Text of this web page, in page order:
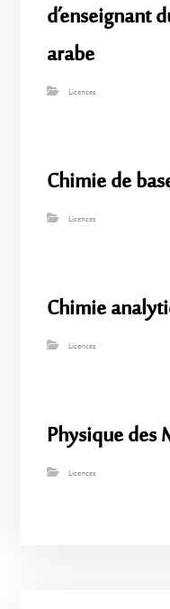
d’enseignant
arabe
Licences
Chimie de
Licences
Chimie
Licences
Physique des
Licences